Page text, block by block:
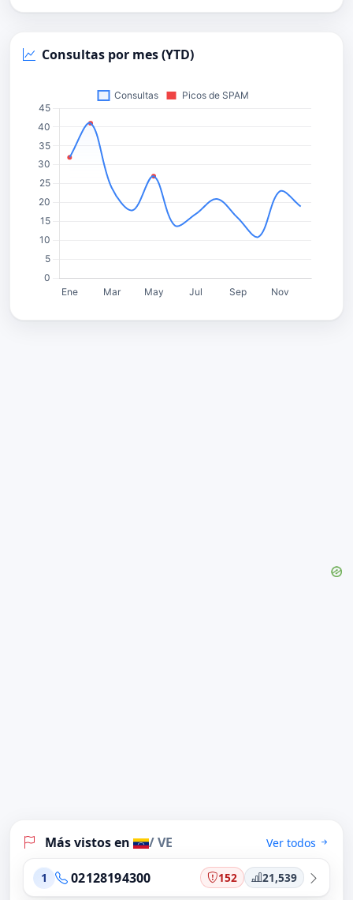
Consultas por mes (YTD)
Más vistos en / VE Ver todos
1 02128194300 152 21,539